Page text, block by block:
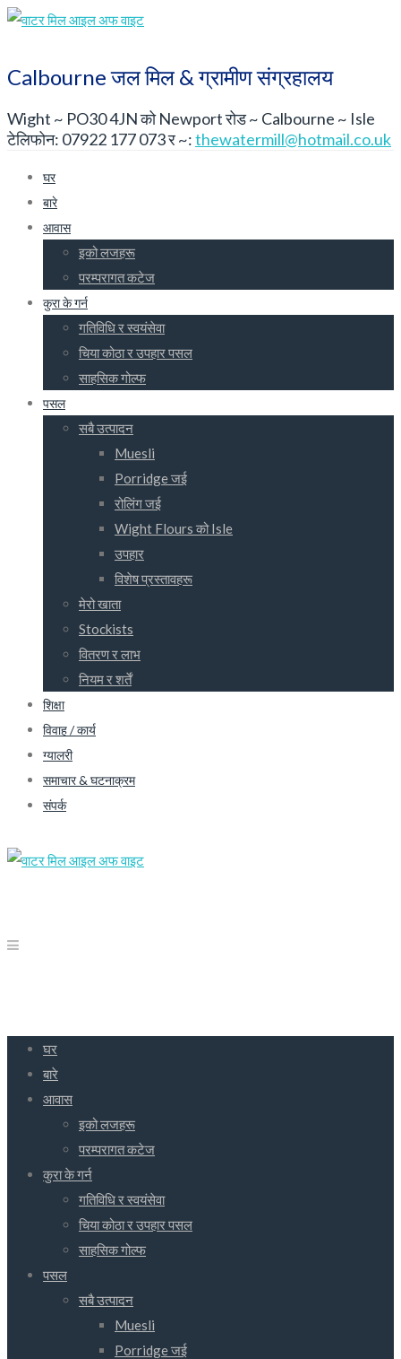
Calbourne जल मिल & ग्रामीण संग्रहालय
Wight ~ PO30 4JN को Newport रोड ~ Calbourne ~ Isle
टेलिफोन: 07922 177 073 र ~:thewatermill@hotmail.co.uk
घर
बारे
आवास
इको लजहरू
परम्परागत कटेज
कुरा के गर्न
गतिविधि र स्वयंसेवा
चिया कोठा र उपहार पसल
साहसिक गोल्फ
पसल
सबै उत्पादन
Muesli
Porridge जई
रोलिंग जई
Wight Flours को Isle
उपहार
विशेष प्रस्तावहरू
मेरो खाता
Stockists
वितरण र लाभ
नियम र शर्तें
शिक्षा
विवाह / कार्य
ग्यालरी
समाचार & घटनाक्रम
संपर्क
घर
बारे
आवास
इको लजहरू
परम्परागत कटेज
कुरा के गर्न
गतिविधि र स्वयंसेवा
चिया कोठा र उपहार पसल
साहसिक गोल्फ
पसल
सबै उत्पादन
Muesli
Porridge जई